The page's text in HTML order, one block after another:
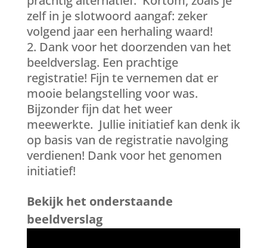
zelf in je slotwoord aangaf: zeker
volgend jaar een herhaling waard!
Dank voor het doorzenden van het
beeldverslag. Een prachtige
registratie! Fijn te vernemen dat er
mooie belangstelling voor was.
Bijzonder fijn dat het weer
meewerkte. Jullie initiatief kan denk ik
op basis van de registratie navolging
verdienen! Dank voor het genomen
initiatief!
Bekijk het onderstaande
beeldverslag